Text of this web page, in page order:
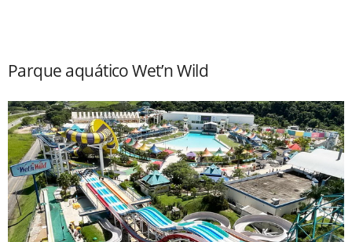
Parque aquático Wet’n Wild